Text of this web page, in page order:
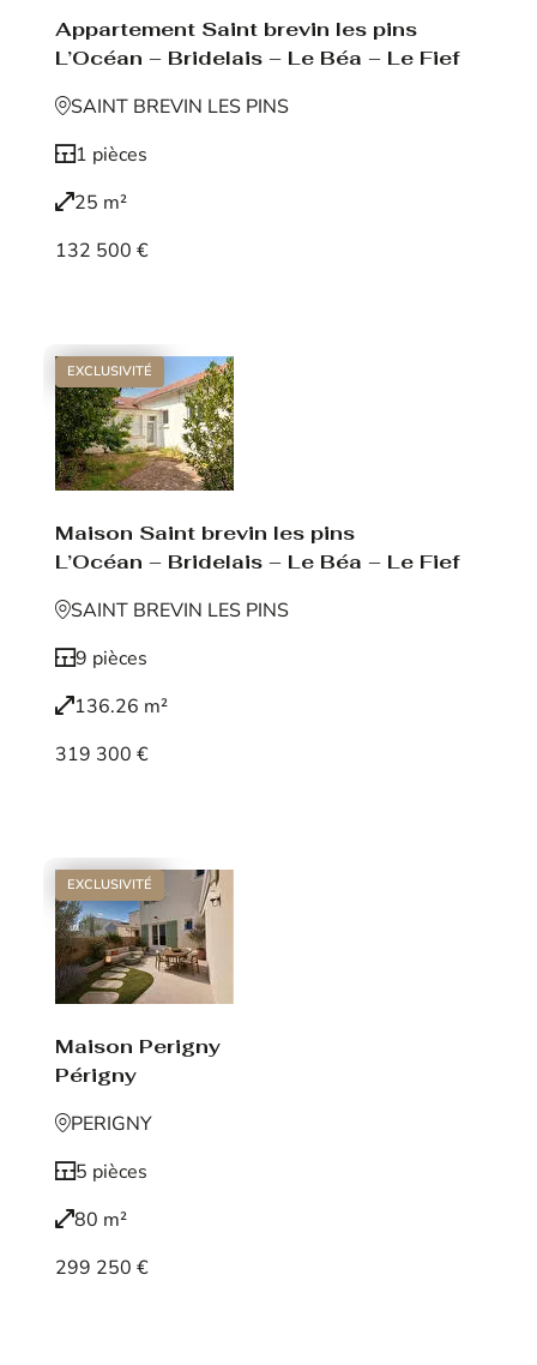
Appartement Saint brevin les pins
L’Océan – Bridelais – Le Béa – Le Fief
SAINT BREVIN LES PINS
1 pièces
25 m²
132 500 €
EXCLUSIVITÉ
Maison Saint brevin les pins
L’Océan – Bridelais – Le Béa – Le Fief
SAINT BREVIN LES PINS
9 pièces
136.26 m²
319 300 €
EXCLUSIVITÉ
Maison Perigny
Périgny
PERIGNY
5 pièces
80 m²
299 250 €